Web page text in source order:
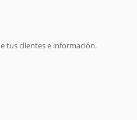
tus clientes e información.